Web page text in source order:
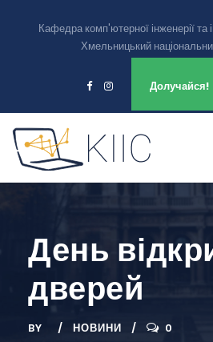
Кафедра комп'ютерної інженерії та
Хмельницький
Долучайся!
День
дверей
BY НОВИНИ 0